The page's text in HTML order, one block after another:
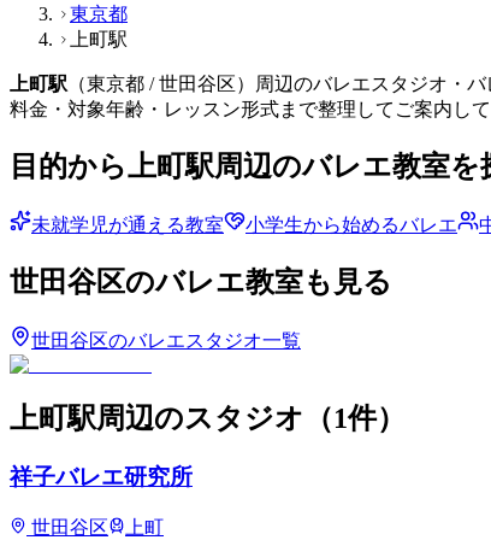
東京都
上町駅
上町駅 （東京都 / 世田谷区）周辺のバレエスタジオ・
料金・対象年齢・レッスン形式まで整理してご案内して
目的から上町駅周辺のバレエ教室を
未就学児が通える教室 小学生から始めるバレエ
世田谷区のバレエ教室も見る
世田谷区のバレエスタジオ一覧
上町駅周辺のスタジオ （1件）
祥子バレエ研究所
世田谷区
上町